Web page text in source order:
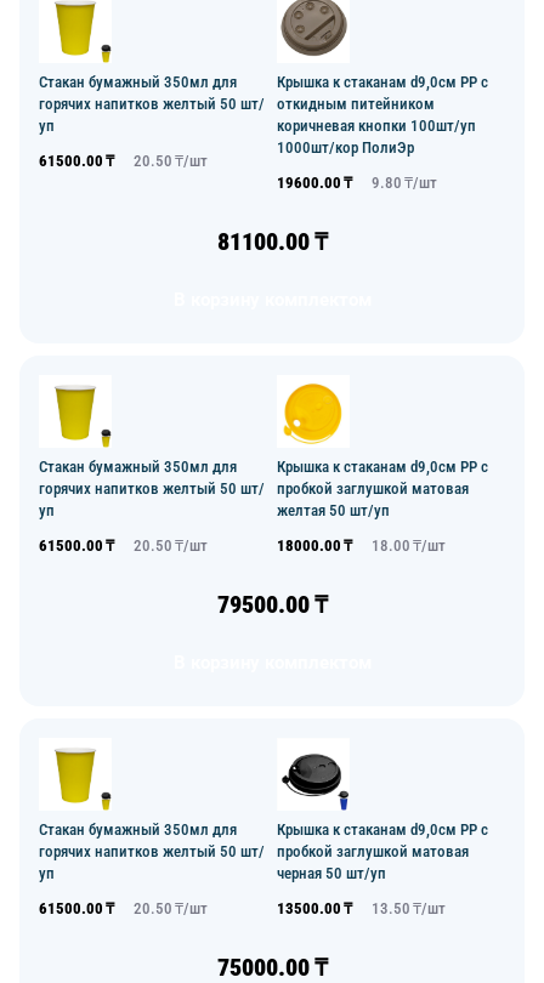
Стакан бумажный 350мл для
горячих напитков желтый 50 шт/
уп
61500.00 ₸ 20.50 ₸/шт
Крышка к стаканам d9,0см PP с
откидным питейником
коричневая кнопки 100шт/уп
1000шт/кор ПолиЭр
19600.00 ₸ 9.80 ₸/шт
81100.00₸
Стакан бумажный 350мл для
горячих напитков желтый 50 шт/
уп
61500.00 ₸ 20.50 ₸/шт
Крышка к стаканам d9,0см PP с
пробкой заглушкой матовая
желтая 50 шт/уп
18000.00 ₸ 18.00 ₸/шт
79500.00₸
Стакан бумажный 350мл для
горячих напитков желтый 50 шт/
уп
61500.00 ₸ 20.50 ₸/шт
Крышка к стаканам d9,0см PP с
пробкой заглушкой матовая
черная 50 шт/уп
13500.00 ₸ 13.50 ₸/шт
75000.00₸